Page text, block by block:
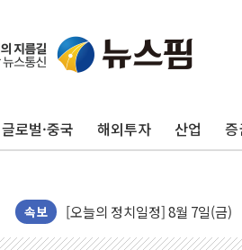
글로벌·중국 해외투자 산업 증
속보
[금/유가] 이란의 호르무즈 해
뉴욕증시, 유가·금리 부담에
[민주 당권주자 일정] 송영길·
李대통령, 오늘 부동산 정책 점
[오늘의 국회일정] 상임위·세미
이란, 美·이스라엘 선박 호르